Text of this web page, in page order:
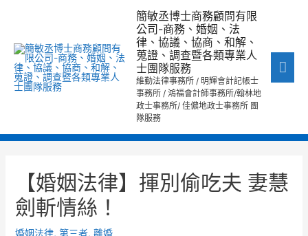
簡敏丞博士商務顧問有限
公司-商務、婚姻、法
律、協議、協商、和解、
蒐證、調查暨各類專業人
士團隊服務
維勤法律事務所 / 明輝會計記帳士
事務所 / 鴻福會計師事務所/翰林地
政士事務所/ 佳儂地政士事務所 團
隊服務
選
【婚姻法律】揮別偷吃夫 妻慧
劍斬情絲！
婚姻法律, 第三者, 離婚
導
覽